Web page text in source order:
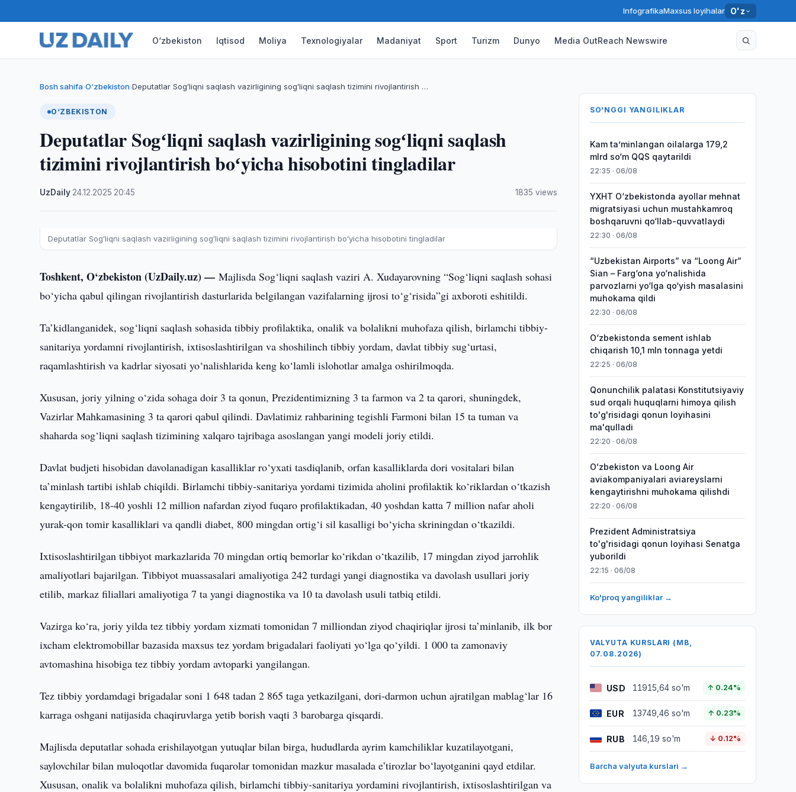
InfografikaMaxsus loyihalar O'z
O‘zbekiston Iqtisod Moliya Texnologiyalar Madaniyat Sport Turizm Dunyo Media OutReach Newswire
Bosh sahifa›O‘zbekiston›Deputatlar Sogʻliqni saqlash vazirligining sogʻliqni saqlash tizimini rivojlantirish …
O‘ZBEKISTON
Deputatlar Sogʻliqni saqlash vazirligining sogʻliqni saqlash
tizimini rivojlantirish boʻyicha hisobotini tingladilar
UzDaily 24.12.2025 20:45 1835 views
Deputatlar Sogʻliqni saqlash vazirligining sogʻliqni saqlash tizimini rivojlantirish boʻyicha hisobotini tingladilar
Toshkent, O‘zbekiston (UzDaily.uz) —Majlisda Sog‘liqni saqlash vaziri A. Xudayarovning “Sog‘liqni saqlash sohasi
bo‘yicha qabul qilingan rivojlantirish dasturlarida belgilangan vazifalarning ijrosi to‘g‘risida”gi axboroti eshitildi.
Ta’kidlanganidek, sog‘liqni saqlash sohasida tibbiy profilaktika, onalik va bolalikni muhofaza qilish, birlamchi tibbiy-
sanitariya yordamni rivojlantirish, ixtisoslashtirilgan va shoshilinch tibbiy yordam, davlat tibbiy sug‘urtasi,
raqamlashtirish va kadrlar siyosati yo‘nalishlarida keng ko‘lamli islohotlar amalga oshirilmoqda.
Xususan, joriy yilning o‘zida sohaga doir 3 ta qonun, Prezidentimizning 3 ta farmon va 2 ta qarori, shuningdek,
Vazirlar Mahkamasining 3 ta qarori qabul qilindi. Davlatimiz rahbarining tegishli Farmoni bilan 15 ta tuman va
shaharda sog‘liqni saqlash tizimining xalqaro tajribaga asoslangan yangi modeli joriy etildi.
Davlat budjeti hisobidan davolanadigan kasalliklar ro‘yxati tasdiqlanib, orfan kasalliklarda dori vositalari bilan
ta’minlash tartibi ishlab chiqildi. Birlamchi tibbiy-sanitariya yordami tizimida aholini profilaktik ko‘riklardan o‘tkazish
kengaytirilib, 18-40 yoshli 12 million nafardan ziyod fuqaro profilaktikadan, 40 yoshdan katta 7 million nafar aholi
yurak-qon tomir kasalliklari va qandli diabet, 800 mingdan ortig‘i sil kasalligi bo‘yicha skriningdan o‘tkazildi.
Ixtisoslashtirilgan tibbiyot markazlarida 70 mingdan ortiq bemorlar ko‘rikdan o‘tkazilib, 17 mingdan ziyod jarrohlik
amaliyotlari bajarilgan. Tibbiyot muassasalari amaliyotiga 242 turdagi yangi diagnostika va davolash usullari joriy
etilib, markaz filiallari amaliyotiga 7 ta yangi diagnostika va 10 ta davolash usuli tatbiq etildi.
Vazirga ko‘ra, joriy yilda tez tibbiy yordam xizmati tomonidan 7 milliondan ziyod chaqiriqlar ijrosi ta’minlanib, ilk bor
ixcham elektromobillar bazasida maxsus tez yordam brigadalari faoliyati yo‘lga qo‘yildi. 1 000 ta zamonaviy
avtomashina hisobiga tez tibbiy yordam avtoparki yangilangan.
Tez tibbiy yordamdagi brigadalar soni 1 648 tadan 2 865 taga yetkazilgani, dori-darmon uchun ajratilgan mablag‘lar 16
karraga oshgani natijasida chaqiruvlarga yetib borish vaqti 3 barobarga qisqardi.
Majlisda deputatlar sohada erishilayotgan yutuqlar bilan birga, hududlarda ayrim kamchiliklar kuzatilayotgani,
saylovchilar bilan muloqotlar davomida fuqarolar tomonidan mazkur masalada e’tirozlar bo‘layotganini qayd etdilar.
Xususan, onalik va bolalikni muhofaza qilish, birlamchi tibbiy-sanitariya yordamini rivojlantirish, ixtisoslashtirilgan va
SO'NGGI YANGILIKLAR
Kam taʼminlangan oilalarga 179,2
mlrd so‘m QQS qaytarildi
22:35 · 06/08
YXHT O‘zbekistonda ayollar mehnat
migratsiyasi uchun mustahkamroq
boshqaruvni qo‘llab-quvvatlaydi
22:30 · 06/08
“Uzbekistan Airports” va “Loong Air”
Sian – Farg‘ona yo‘nalishida
parvozlarni yo‘lga qo‘yish masalasini
muhokama qildi
22:30 · 06/08
O‘zbekistonda sement ishlab
chiqarish 10,1 mln tonnaga yetdi
22:25 · 06/08
Qonunchilik palatasi Konstitutsiyaviy
sud orqali huquqlarni himoya qilish
to'g'risidagi qonun loyihasini
ma'qulladi
22:20 · 06/08
Oʻzbekiston va Loong Air
aviakompaniyalari aviareyslarni
kengaytirishni muhokama qilishdi
22:20 · 06/08
Prezident Administratsiya
to'g'risidagi qonun loyihasi Senatga
yuborildi
22:15 · 06/08
Ko'proq yangiliklar →
VALYUTA KURSLARI (MB,
07.08.2026)
USD 11915,64 so'm ↑ 0.24%
EUR 13749,46 so'm ↑ 0.23%
RUB 146,19 so'm ↓ 0.12%
Barcha valyuta kurslari →